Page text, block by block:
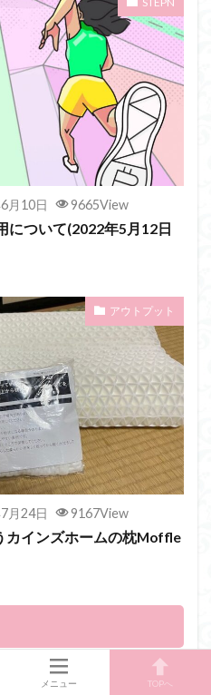
月10日 9665View
について(2022年5月12日
アウトプット
月24日 9167View
カインズホームの枕Moffle
鮎釣りメニュー TOPへ